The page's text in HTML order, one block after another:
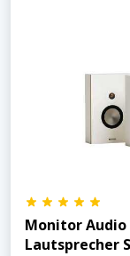
Monitor Audio
Lautsprecher